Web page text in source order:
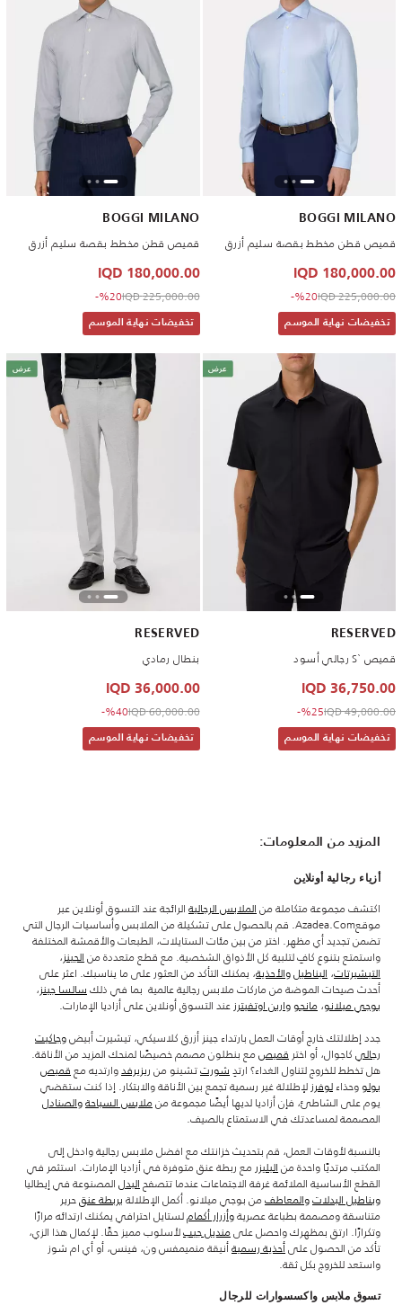
BOGGI MILANO
قميص قطن مخطط بقصة سليم أزرق
180,000.00 IQD
Price reduced from
225,000.00 IQD
to 180,000.00 IQD
%20-
تخفيضات نهاية الموسم
BOGGI MILANO
قميص قطن مخطط بقصة سليم أزرق
180,000.00 IQD
Price reduced from
225,000.00 IQD
to 180,000.00 IQD
%20-
تخفيضات نهاية الموسم
RESERVED
قميص `S رجالي أسود
36,750.00 IQD
Price reduced from
49,000.00 IQD
to 36,750.00 IQD
%25-
تخفيضات نهاية الموسم
RESERVED
بنطال رمادي
36,000.00 IQD
Price reduced from
60,000.00 IQD
to 36,000.00 IQD
%40-
تخفيضات نهاية الموسم
المزيد من المعلومات:
أزياء رجالية أونلاين
اكتشف مجموعة متكاملة من الملابس الرجالية الرائجة عند التسوق أونلاين عبر
موقعAzadea.com. قم بالحصول على تشكيلة من الملابس وأساسيات الرجال التي
تضمن تجديد أي مظهر. اختر من بين مئات الستايلات، الطبعات والأقمشة المختلفة
واستمتع بتنوع كافٍ لتلبية كل الأذواق الشخصية. مع قطع متعددة من الجينز،
التيشيرتات، البناطيلوالأحذية، يمكنك التأكد من العثور على ما يناسبك. اعثر على
أحدث صيحات الموضة من ماركات ملابس رجالية عالمية بما في ذلك سالسا جينز،
بوجي ميلانو، مانجوواربن اوتفيترز عند التسوق أونلاين على أزاديا الإمارات.
جدد إطلالتك خارج أوقات العمل بارتداء جينز أزرق كلاسيكي، تيشيرت أبيضوجاكيت
رجالي كاجوال، أو اختر قميصمع بنطلون مصمم خصيصًا لمنحك المزيد من الأناقة.
هل تخطط للخروج لتناول الغداء؟ ارتدِ شورتتشينو من ريزيرفدوارتديه مع قميص
بولووحذاءلوفرز لإطلالة غير رسمية تجمع بين الأناقة والابتكار. إذا كنت ستقضي
يوم على الشاطئ، فإن أزاديا لديها أيضًا مجموعة منملابس السباحةوالصنادل
المصممة لمساعدتك في الاستمتاع بالصيف.
بالنسبة لأوقات العمل، قم بتحديث خزانتك مع افضل ملابس رجالية وادخل إلى
المكتب مرتديًا واحدة من البليزر مع ربطة عنق متوفرة في أزاديا الإمارات. استثمر في
القطع الأساسية الملائمة غرفة الاجتماعات عندما تتصفح البدل المصنوعة في إيطاليا
وبناطيل البدلاتوالمعاطفمن بوجي ميلانو. أكمل الإطلالة بربطة عنقحرير
متناسقة ومصممة بطباعة عصريةوأزرار أكماملستايل احترافي يمكنك ارتدائه مرارًا
وتكرارًا. ارتق بمظهرك واحصل علىمنديل جيبلأسلوب مميز حقًا. لإكمال هذا الزي،
تأكد من الحصول علىأحذية رسميةأنيقة منميمفس ون، فينس، أو أي ام شوز
واستعد للخروج بكل ثقة.
تسوق ملابس واكسسوارات للرجال